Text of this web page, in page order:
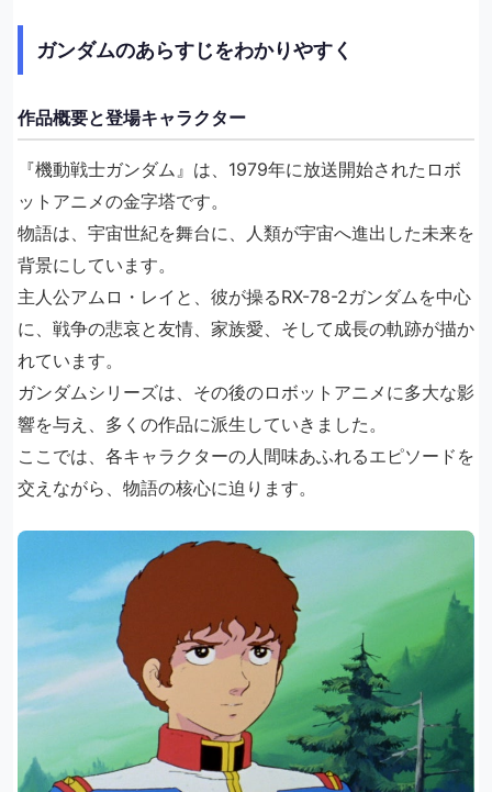
ガンダムのあらすじをわかりやすく
作品概要と登場キャラクター
『機動戦士ガンダム』は、1979年に放送開始されたロボ
ットアニメの金字塔です。
物語は、宇宙世紀を舞台に、人類が宇宙へ進出した未来を
背景にしています。
主人公アムロ・レイと、彼が操るRX-78-2ガンダムを中心
に、戦争の悲哀と友情、家族愛、そして成長の軌跡が描か
れています。
ガンダムシリーズは、その後のロボットアニメに多大な影
響を与え、多くの作品に派生していきました。
ここでは、各キャラクターの人間味あふれるエピソードを
交えながら、物語の核心に迫ります。